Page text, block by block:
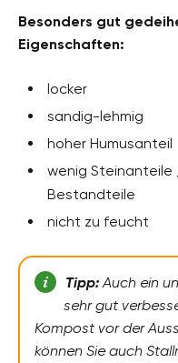
Besonders gut
Eigenschaften:
locker
sandig-lehmig
hoher Humusanteil
wenig
Bestandteile
nicht zu feucht
Tipp:Auch ein
sehr gut
Kompost vor der
können Sie auch